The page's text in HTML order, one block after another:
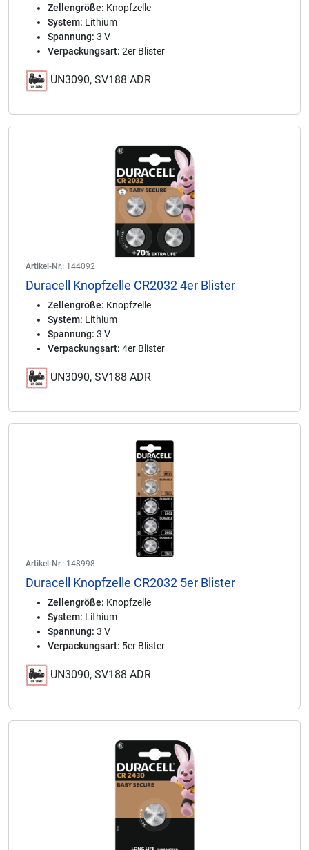
Zellengröße: Knopfzelle
System: Lithium
Spannung: 3 V
Verpackungsart: 2er Blister
UN3090, SV188 ADR
Artikel-Nr.: 144092
Duracell Knopfzelle CR2032 4er Blister
Zellengröße: Knopfzelle
System: Lithium
Spannung: 3 V
Verpackungsart: 4er Blister
UN3090, SV188 ADR
Artikel-Nr.: 148998
Duracell Knopfzelle CR2032 5er Blister
Zellengröße: Knopfzelle
System: Lithium
Spannung: 3 V
Verpackungsart: 5er Blister
UN3090, SV188 ADR